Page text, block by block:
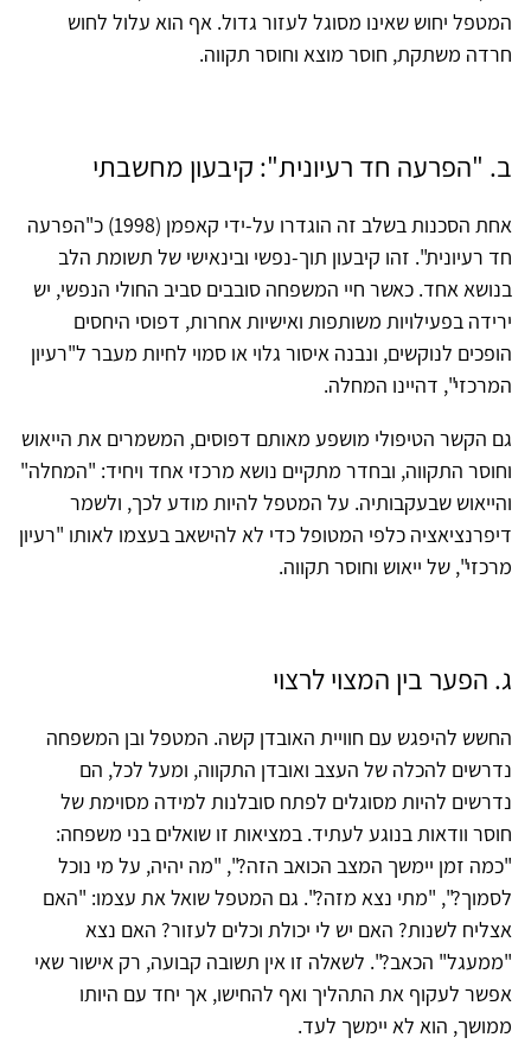
המטפל יחוש שאינו מסוגל לעזור גדול. אף הוא עלול לחוש
חרדה משתקת, חוסר מוצא וחוסר תקווה.
ב. "הפרעה חד רעיונית": קיבעון מחשבתי
אחת הסכנות בשלב זה הוגדרו על-ידי קאפמן (1998) כ"הפרעה
חד רעיונית". זהו קיבעון תוך-נפשי ובינאישי של תשומת הלב
בנושא אחד. כאשר חיי המשפחה סובבים סביב החולי הנפשי, יש
ירידה בפעילויות משותפות ואישיות אחרות, דפוסי היחסים
הופכים לנוקשים, ונבנה איסור גלוי או סמוי לחיות מעבר ל"רעיון
המרכזי", דהיינו המחלה.
גם הקשר הטיפולי מושפע מאותם דפוסים, המשמרים את הייאוש
וחוסר התקווה, ובחדר מתקיים נושא מרכזי אחד ויחיד: "המחלה"
והייאוש שבעקבותיה. על המטפל להיות מודע לכך, ולשמר
דיפרנציאציה כלפי המטופל כדי לא להישאב בעצמו לאותו "רעיון
מרכזי", של ייאוש וחוסר תקווה.
ג. הפער בין המצוי לרצוי
החשש להיפגש עם חוויית האובדן קשה. המטפל ובן המשפחה
נדרשים להכלה של העצב ואובדן התקווה, ומעל לכל, הם
נדרשים להיות מסוגלים לפתח סובלנות למידה מסוימת של
חוסר וודאות בנוגע לעתיד. במציאות זו שואלים בני משפחה:
"כמה זמן יימשך המצב הכואב הזה?", "מה יהיה, על מי נוכל
לסמוך?", "מתי נצא מזה?". גם המטפל שואל את עצמו: "האם
אצליח לשנות? האם יש לי יכולת וכלים לעזור? האם נצא
"ממעגל" הכאב?". לשאלה זו אין תשובה קבועה, רק אישור שאי
אפשר לעקוף את התהליך ואף להחישו, אך יחד עם היותו
ממושך, הוא לא יימשך לעד.